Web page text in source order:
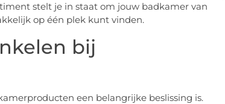
stelt je in staat om jouw badkamer van
op één plek kunt vinden.
bij
een belangrijke beslissing is.